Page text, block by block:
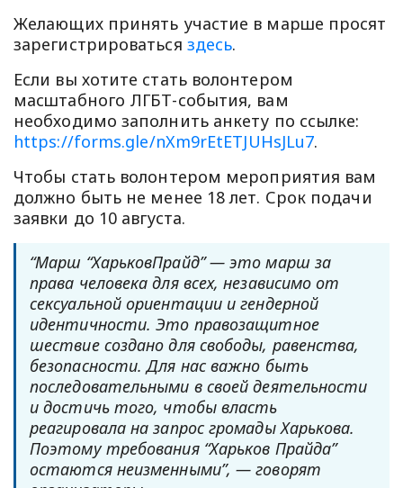
Желающих принять участие в марше просят
зарегистрироваться здесь.
Если вы хотите стать волонтером
масштабного ЛГБТ-события, вам
необходимо заполнить анкету по ссылке:
https://forms.gle/nXm9rEtETJUHsJLu7.
Чтобы стать волонтером мероприятия вам
должно быть не менее 18 лет. Срок подачи
заявки до 10 августа.
“Марш “ХарьковПрайд” — это марш за
права человека для всех, независимо от
сексуальной ориентации и гендерной
идентичности. Это правозащитное
шествие создано для свободы, равенства,
безопасности. Для нас важно быть
последовательными в своей деятельности
и достичь того, чтобы власть
реагировала на запрос громады Харькова.
Поэтому требования “Харьков Прайда”
остаются неизменными”, — говорят